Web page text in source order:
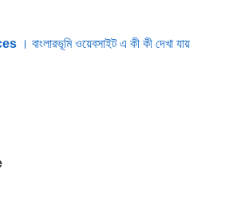
। বাংলারভূমি ওয়েবসাইট এ কী কী দেখা যায়